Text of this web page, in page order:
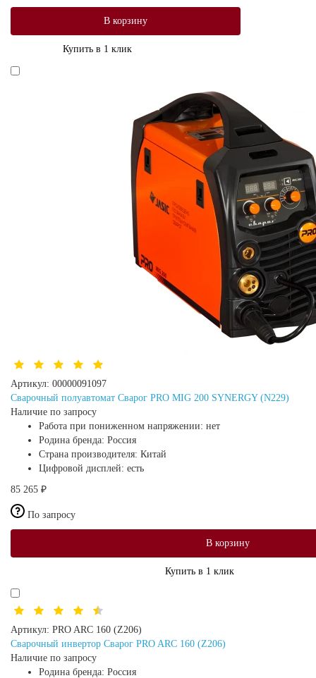
В корзину
Купить в 1 клик
Артикул: 00000091097
Сварочный полуавтомат Сварог PRO MIG 200 SYNERGY (N229)
Наличие по запросу
Работа при пониженном напряжении: нет
Родина бренда: Россия
Страна производителя: Китай
Цифровой дисплей: есть
85 265 ₽
По запросу
В корзину
Купить в 1 клик
Артикул: PRO ARC 160 (Z206)
Сварочный инвертор Сварог PRO ARC 160 (Z206)
Наличие по запросу
Родина бренда: Россия